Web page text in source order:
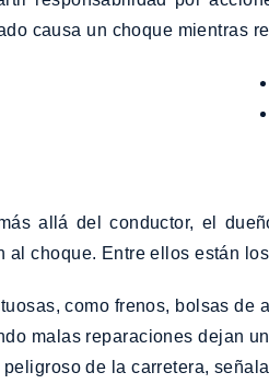
causa un choque mientras
allá del conductor, el
choque. Entre ellos están
como frenos, bolsas de
malas reparaciones dejan
de la carretera,